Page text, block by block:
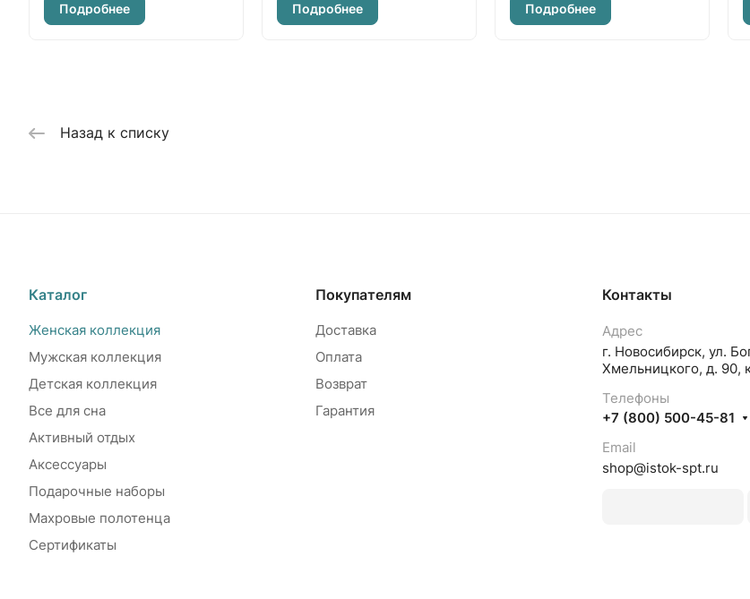
Подробнее Подробнее Подробнее
Назад к списку
Каталог
Женская коллекция
Мужская коллекция
Детская коллекция
Все для сна
Активный отдых
Аксессуары
Подарочные наборы
Махровые полотенца
Сертификаты
Покупателям
Доставка
Оплата
Возврат
Гарантия
Контакты
Адрес
г. Новосибирск, ул.
Хмельницкого, д. 90,
Телефоны
+7 (800) 500-45-81
Email
shop@istok-spt.ru